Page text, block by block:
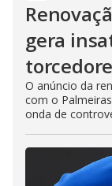
gera
O anúncio da
com o
onda de